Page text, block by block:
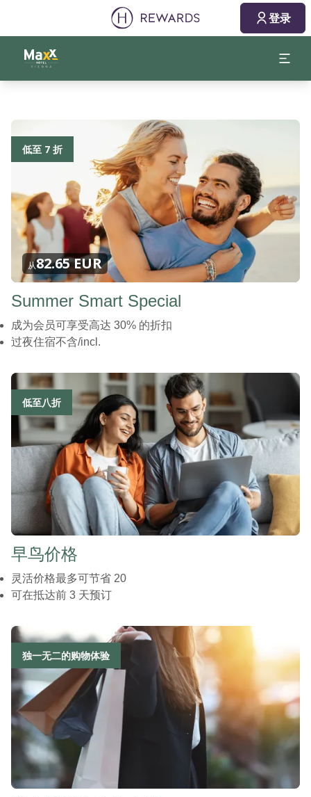
登录
低至 7 折
从82.65 EUR
Summer Smart Special
成为会员可享受高达 30% 的折扣
过夜住宿不含/incl.
低至八折
早鸟价格
灵活价格最多可节省 20
可在抵达前 3 天预订
独一无二的购物体验